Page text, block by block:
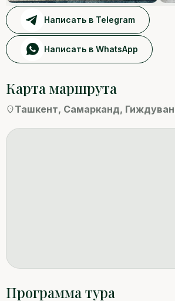
Написать в Telegram
Написать в WhatsApp
Карта маршрута
Ташкент, Самарканд,
Программа тура